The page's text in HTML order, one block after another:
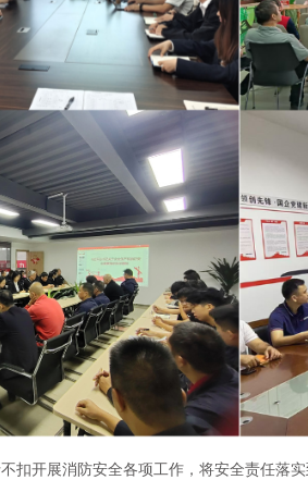
扣开展消防安全各项工作，将安全责任落